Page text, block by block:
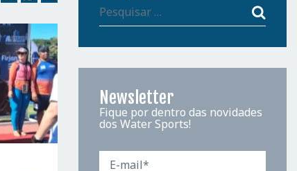
Newsletter
Fique por dentro das novidades
dos Water Sports!